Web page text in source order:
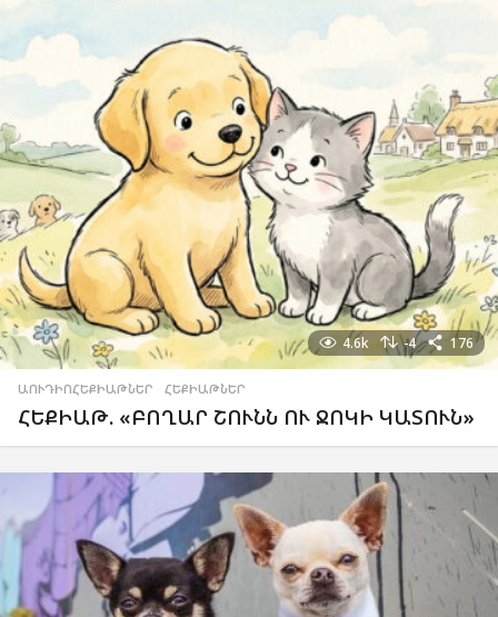
4.6k -4 176
ԱՈՒԴԻՈՀԵՔԻԱԹՆԵՐ ,ՀԵՔԻԱԹՆԵՐ
ՀԵՔԻԱԹ. «ԲՈՂԱՐ ՇՈՒՆՆ ՈՒ ՋՈԿԻ ԿԱՏՈՒՆ»